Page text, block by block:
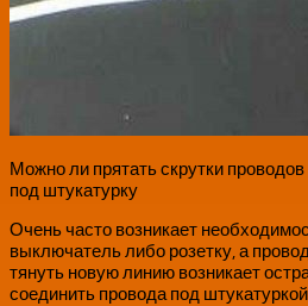
Можно ли прятать скрутки проводов
под штукатурку
Очень часто возникает
выключатель либо розетку, а
тянуть новую линию возникает
соединить провода под